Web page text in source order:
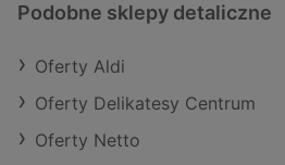
Podobne sklepy detaliczne
Oferty Aldi
Oferty Delikatesy Centrum
Oferty Netto